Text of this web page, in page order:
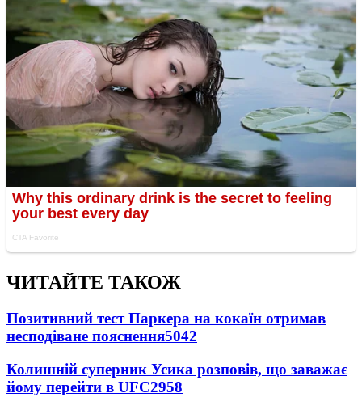
ЧИТАЙТЕ ТАКОЖ
Позитивний тест Паркера на кокаїн отримав
несподіване пояснення5042
Колишній суперник Усика розповів, що заважає
йому перейти в UFC2958